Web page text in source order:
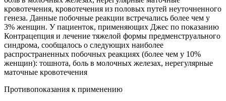
кровотечения, кровотечения из половых путей неуточненного
генеза. Данные побочные реакции встречались более чем у
3% женщин. У пациенток, применяющих Джес по показанию
Контрацепция и лечение тяжелой формы предменструального
синдрома, сообщалось о следующих наиболее
распространенных побочных реакциях (более чем у 10%
женщин): тошнота, боль в молочных железах, нерегулярные
маточные кровотечения
Противопоказания к применению